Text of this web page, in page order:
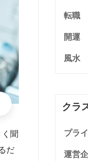
聞
だ
転職
開運
風水
クラ
プラ
運営